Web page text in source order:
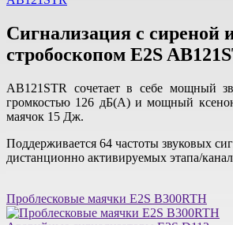
Сигнализация с сиреной
стробоскопом E2S
AB121STR сочетает в себе мощный
громкостью 126 дБ(A) и мощный
маячок 15 Дж.
Поддерживается 64 частоты звуковых
дистанционно активируемых этапа/
Проблесковые маячки E2S B300RTH